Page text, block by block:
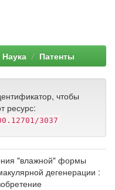
Наука Патенты
чтобы
ресурс:
3037
"влажной" формы
дегенерации :